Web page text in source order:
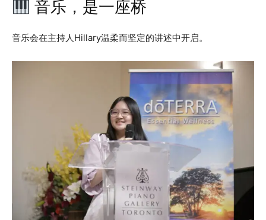
音乐，是一座桥
音乐会在主持人Hillary温柔而坚定的讲述中开启。